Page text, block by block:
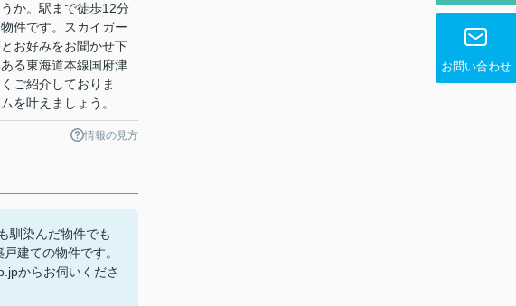
お問い合わせ
か。駅まで徒歩12分
件です。スカイガー
お好みをお聞かせ下
る東海道本線国府津
ご紹介しておりま
を叶えましょう。
情報の見方
馴染んだ物件でも
建ての物件です。
からお伺いくださ